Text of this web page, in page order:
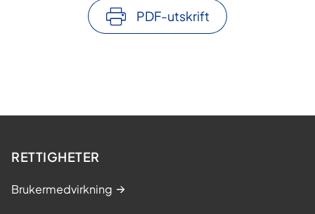
PDF-utskrift
RETTIGHETER
Brukermedvirkning